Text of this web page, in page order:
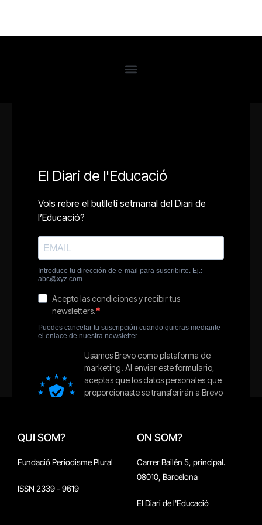
QUI SOM?
Fundació Periodisme Plural
ISSN 2339 - 9619
ON SOM?
Carrer Bailén 5, principal.
08010, Barcelona
El Diari de l'Educació